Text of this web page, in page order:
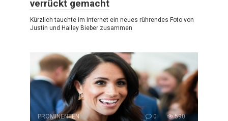
verrückt gemacht
Kürzlich tauchte im Internet ein neues rührendes Foto von
Justin und Hailey Bieber zusammen
PROMINENTEN 0 590